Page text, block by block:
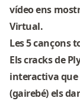
vídeo ens
Virtual.
Les 5 cançons
Els cracks de
interactiva que
(gairebé) els